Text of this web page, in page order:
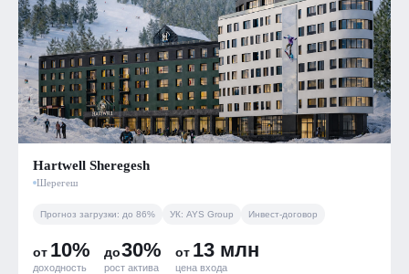
Hartwell Sheregesh
Шерегеш
Прогноз загрузки: до 86% УК: AYS Group Инвест-договор
от 10%
доходность
до30%
рост актива
от 13 млн
цена входа